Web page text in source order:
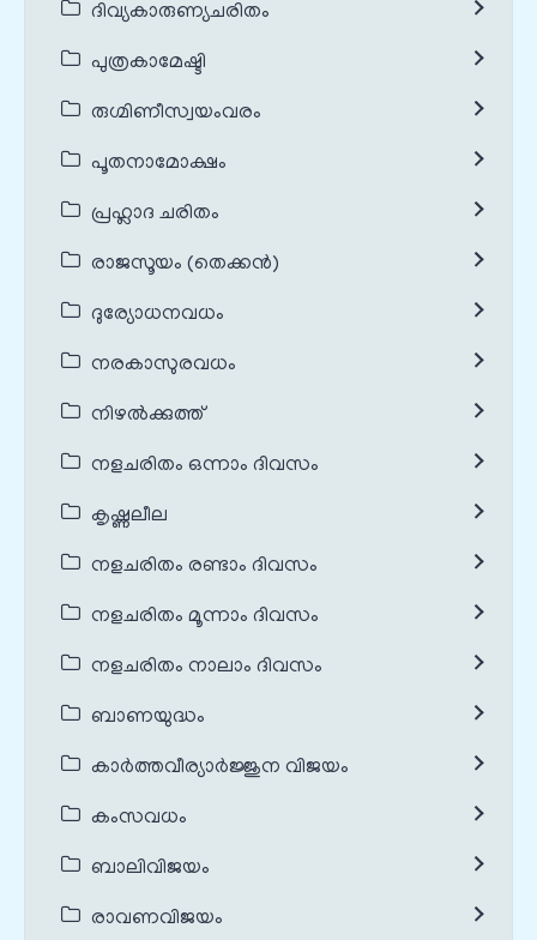
ദിവ്യകാരുണ്യചരിതം
പുത്രകാമേഷ്ടി
രുഗ്മിണീസ്വയംവരം
പൂതനാമോക്ഷം
പ്രഹ്ലാദ ചരിതം
രാജസൂയം (തെക്കൻ)
ദുര്യോധനവധം
നരകാസുരവധം
നിഴൽക്കുത്ത്
നളചരിതം ഒന്നാം ദിവസം
കൃഷ്ണലീല
നളചരിതം രണ്ടാം ദിവസം
നളചരിതം മൂന്നാം ദിവസം
നളചരിതം നാലാം ദിവസം
ബാണയുദ്ധം
കാർത്തവീര്യാർജ്ജുന വിജയം
കംസവധം
ബാലിവിജയം
രാവണവിജയം